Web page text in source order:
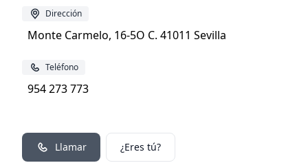
Dirección
Monte Carmelo, 16-5O C. 41011 Sevilla
Teléfono
954 273 773
Llamar ¿Eres tú?